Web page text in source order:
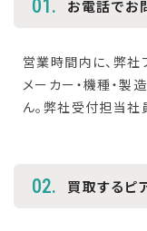
01. お電話でお
営業時間内に、弊社
メーカー・機種・製
ん。弊社受付担当社
02. 買取するピ